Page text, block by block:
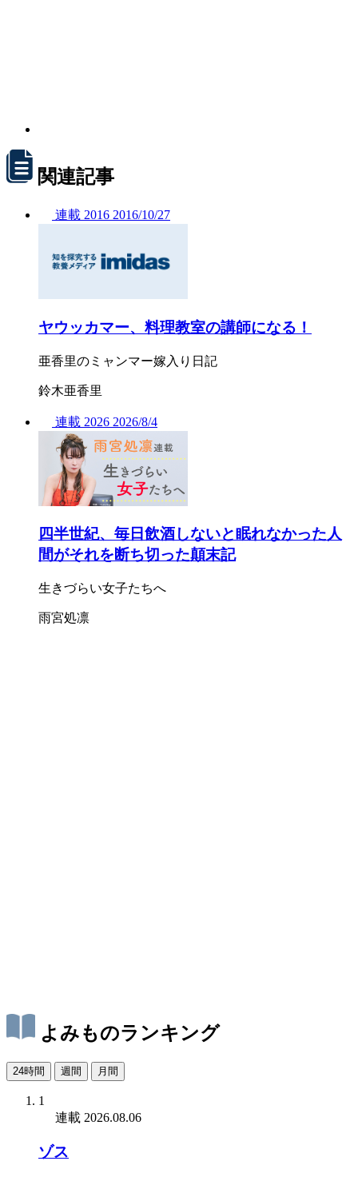
関連記事
連載 2016 2016/10/27
ヤウッカマー、料理教室の講師になる！
亜香里のミャンマー嫁入り日記
鈴木亜香里
連載 2026 2026/8/4
四半世紀、毎日飲酒しないと眠れなかった人
間がそれを断ち切った顛末記
生きづらい女子たちへ
雨宮処凛
よみものランキング
24時間 週間 月間
1
連載 2026.08.06
ゾス